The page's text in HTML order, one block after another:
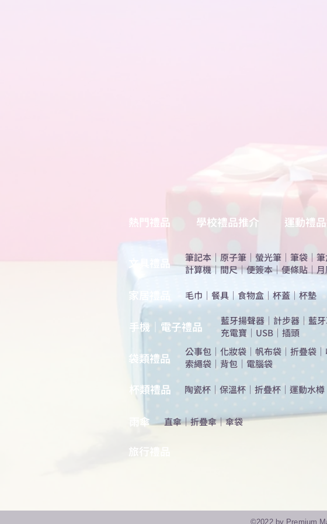
熱門禮品 學校禮品推介 運動禮
​文具禮品 筆記本 ｜ 原子筆 ｜ 螢光筆 ｜ 筆袋 ｜
計算機｜間尺｜便簽本｜便條貼 ｜
​家居禮品 ​毛巾 ｜ 餐具 ｜ 食物盒 ｜ 杯蓋 ｜杯墊
手機｜電子禮品 ​藍牙揚聲器 ｜ 計步器 ｜ 藍
充電寶 ｜ USB ｜ 插頭
​袋類禮品 公事包 ｜ 化妝袋 ｜ 帆布袋 ｜ 折疊袋 ｜
索繩袋 ｜ 背包 ｜ 電腦袋
杯類禮品 陶瓷杯 ｜ 保溫杯 ｜ 折疊杯 ｜ 運動水樽
雨傘 直傘｜折疊傘｜傘袋
旅行禮品
©2022 by Premium